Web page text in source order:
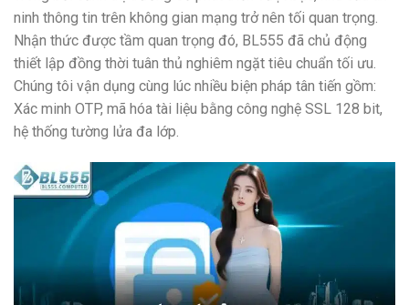
ninh thông tin trên không gian mạng trở nên tối quan trọng.
Nhận thức được tầm quan trọng đó, BL555 đã chủ động
thiết lập đồng thời tuân thủ nghiêm ngặt tiêu chuẩn tối ưu.
Chúng tôi vận dụng cùng lúc nhiều biện pháp tân tiến gồm:
Xác minh OTP, mã hóa tài liệu bằng công nghệ SSL 128 bit,
hệ thống tường lửa đa lớp.